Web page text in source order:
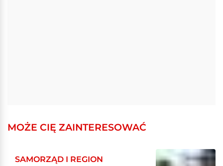
MOŻE CIĘ ZAINTERESOWAĆ
SAMORZĄD I REGION